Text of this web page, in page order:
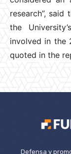
research”,
the
involved in the
quoted in the
Defensa y